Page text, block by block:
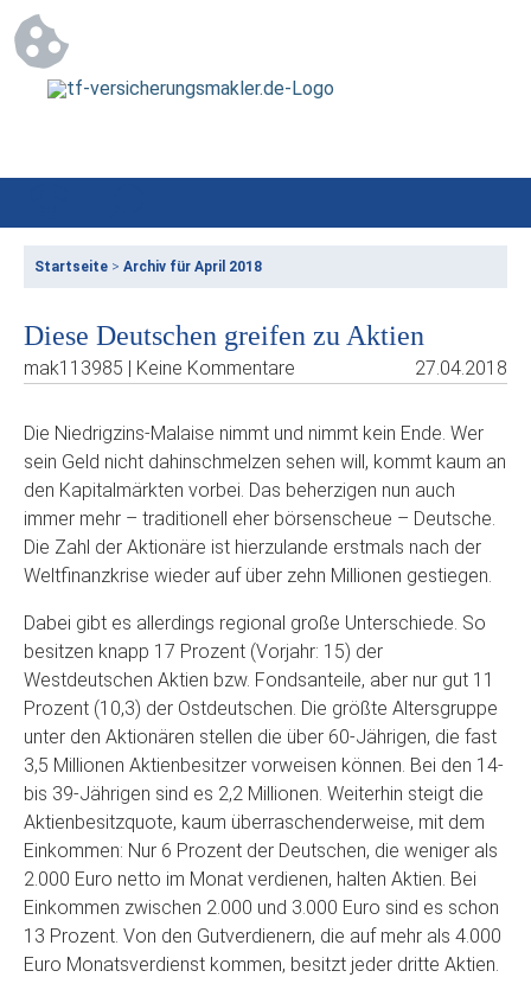
Startseite > Archiv für April 2018
Diese Deutschen greifen zu Aktien
mak113985 | Keine Kommentare 27.04.2018
Die Niedrigzins-Malaise nimmt und nimmt kein Ende. Wer
sein Geld nicht dahinschmelzen sehen will, kommt kaum an
den Kapitalmärkten vorbei. Das beherzigen nun auch
immer mehr – traditionell eher börsenscheue – Deutsche.
Die Zahl der Aktionäre ist hierzulande erstmals nach der
Weltfinanzkrise wieder auf über zehn Millionen gestiegen.
Dabei gibt es allerdings regional große Unterschiede. So
besitzen knapp 17 Prozent (Vorjahr: 15) der
Westdeutschen Aktien bzw. Fondsanteile, aber nur gut 11
Prozent (10,3) der Ostdeutschen. Die größte Altersgruppe
unter den Aktionären stellen die über 60-Jährigen, die fast
3,5 Millionen Aktienbesitzer vorweisen können. Bei den 14-
bis 39-Jährigen sind es 2,2 Millionen. Weiterhin steigt die
Aktienbesitzquote, kaum überraschenderweise, mit dem
Einkommen: Nur 6 Prozent der Deutschen, die weniger als
2.000 Euro netto im Monat verdienen, halten Aktien. Bei
Einkommen zwischen 2.000 und 3.000 Euro sind es schon
13 Prozent. Von den Gutverdienern, die auf mehr als 4.000
Euro Monatsverdienst kommen, besitzt jeder dritte Aktien.